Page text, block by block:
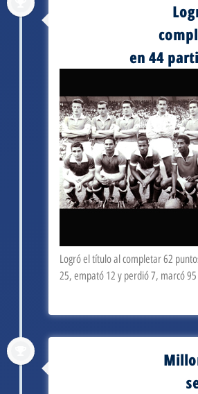
en 44
Logró el título al completar 62
25, empató 12 y perdió 7, marcó